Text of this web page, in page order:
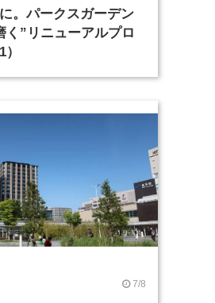
。パークスガーデン
く”リニューアルプロ
7/8